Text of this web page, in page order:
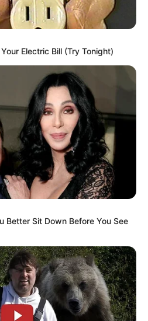
Electric Bill (Try Tonight)
Better Sit Down Before You See